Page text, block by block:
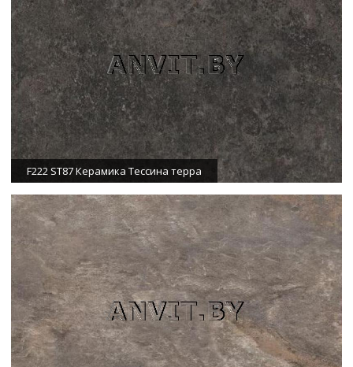
F222 ST87 Керамика Тессина терра